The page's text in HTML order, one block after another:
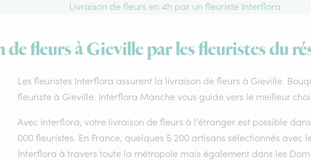
Livraison de fleurs en 4h par un fleuriste Interflora
fleurs à Gieville par les fleuristes du
Les fleuristes Interflora assurent la livraison de fleurs à Gieville.
fleuriste à Gieville. Interflora Manche vous guide vers le meilleur
Avec Interflora, votre livraison de fleurs à l’étranger est possible
000 fleuristes. En France, quelques 5 200 artisans sélectionnés
Interflora à travers toute la métropole mais également dans les